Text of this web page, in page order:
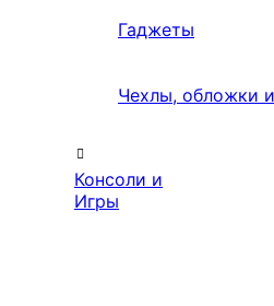
Гаджеты
Чехлы, обложки
Консоли и
Игры